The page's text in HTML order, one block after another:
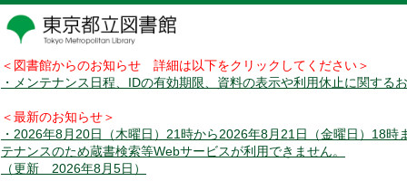
＜図書館からのお知らせ 詳細は以下をクリックしてください＞
・メンテナンス日程、IDの有効期限、資料の表示や利用休止に関する
＜最新のお知らせ＞
・2026年8月20日（木曜日）21時から2026年8月21日（金曜日）18時
テナンスのため蔵書検索等Webサービスが利用できません。
（更新 2026年8月5日）